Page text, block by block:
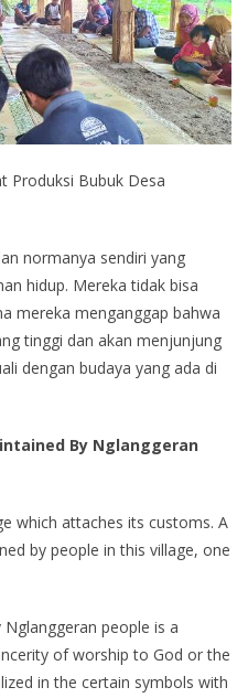
Produksi Bubuk Desa
normanya sendiri yang
hidup. Mereka tidak bisa
mereka menganggap bahwa
tinggi dan akan menjunjung
dengan budaya yang ada di
By Nglanggeran
which attaches its customs. A
by people in this village, one
people is a
of worship to God or the
in the certain symbols with